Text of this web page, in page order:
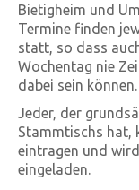
Bietigheim und
Termine finden
statt, so dass
Wochentag nie
dabei sein können.
Jeder, der
Stammtischs hat,
eintragen und
eingeladen.